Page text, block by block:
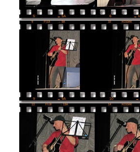
5 → 5A 6 →
9 FUJI → 9A 10 KODAK
9 → 9A 10 →
13 FUJI → 13A 14 KODAK